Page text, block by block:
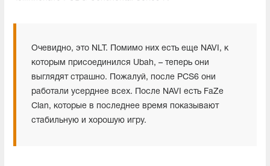
Очевидно, это NLT. Помимо них есть еще NAVI, к
которым присоединился Ubah, – теперь они
выглядят страшно. Пожалуй, после PCS6 они
работали усерднее всех. После NAVI есть FaZe
Clan, которые в последнее время показывают
стабильную и хорошую игру.